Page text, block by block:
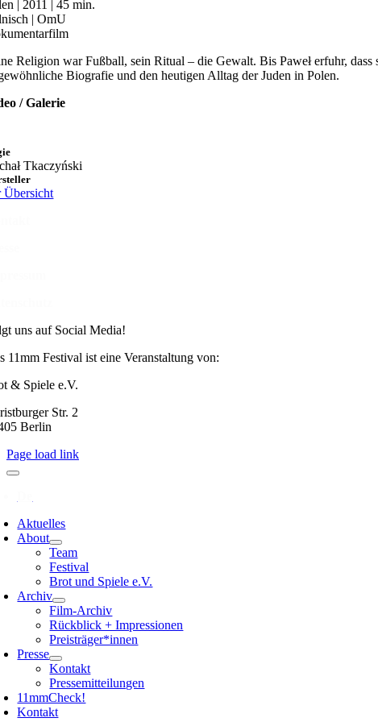
| 2011 | 45 min.
| OmU
Religion war Fußball, sein Ritual – die Gewalt. Bis Paweł erfuhr,
Biografie und den heutigen Alltag der Juden in Polen.
/ Galerie
Tkaczyński
Übersicht
uns auf Social Media!
11mm Festival ist eine Veranstaltung von:
& Spiele e.V.
Str. 2
Berlin
Page load link
Aktuelles
About
Team
Festival
Brot und Spiele e.V.
Archiv
Film-Archiv
Rückblick + Impressionen
Preisträger*innen
Presse
Kontakt
Pressemitteilungen
11mmCheck!
Kontakt